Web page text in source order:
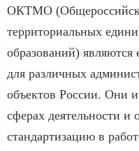
ОКТМО
территориальных
образований)
для различных
объектов России. Они
сферах деятельности и
стандартизацию в